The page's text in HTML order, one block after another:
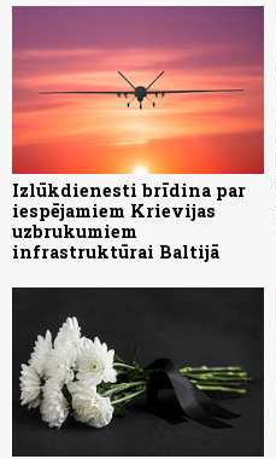
Izlūkdienesti brīdina par
iespējamiem Krievijas
uzbrukumiem
infrastruktūrai Baltijā